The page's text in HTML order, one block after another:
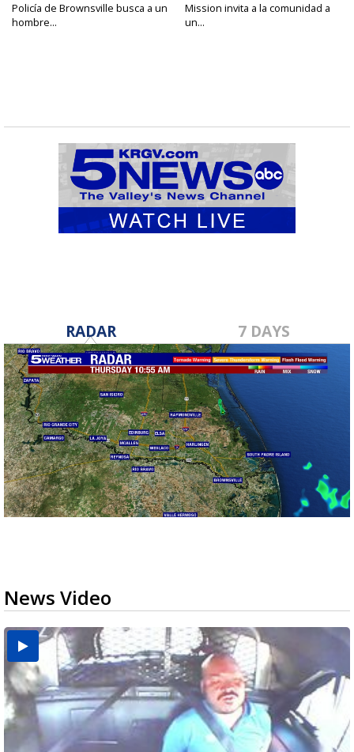
Policía de Brownsville busca a un
hombre...
Mission invita a la comunidad a
un...
RADAR 7 DAYS
News Video